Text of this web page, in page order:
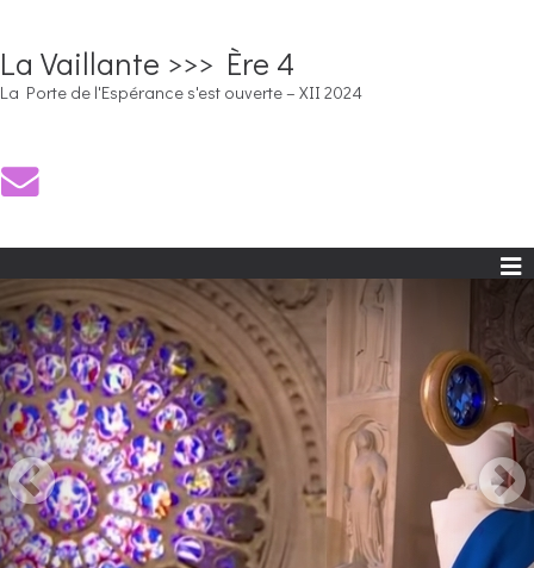
La Vaillante >>> Ère 4
La Porte de l'Espérance s'est ouverte – XII 2024